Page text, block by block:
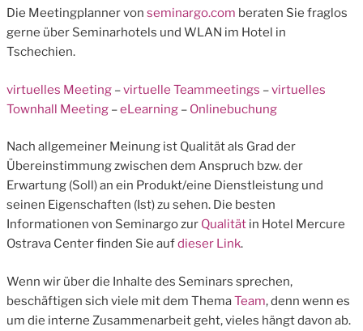
Die Meetingplanner von seminargo.com beraten Sie fraglos
gerne über Seminarhotels und WLAN im Hotel in
Tschechien.
virtuelles Meeting –virtuelle Teammeetings –virtuelles
Townhall Meeting –eLearning – Onlinebuchung
Nach allgemeiner Meinung ist Qualität als Grad der
Übereinstimmung zwischen dem Anspruch bzw. der
Erwartung (Soll) an ein Produkt/eine Dienstleistung und
seinen Eigenschaften (Ist) zu sehen. Die besten
Informationen von Seminargo zur Qualität in Hotel Mercure
Ostrava Center finden Sie aufdieser Link.
Wenn wir über die Inhalte des Seminars sprechen,
beschäftigen sich viele mit dem ThemaTeam, denn wenn es
um die interne Zusammenarbeit geht, vieles hängt davon ab.